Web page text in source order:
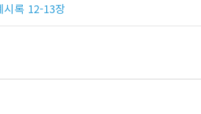
시록 12-13장